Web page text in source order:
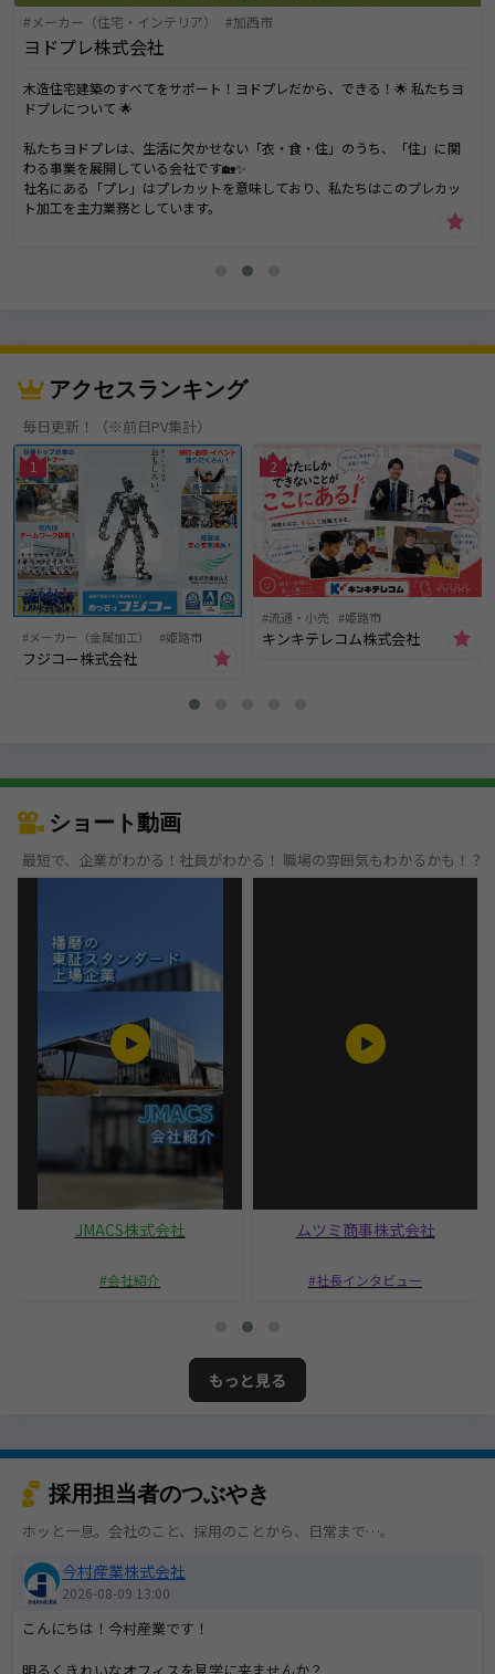
メーカー（住宅・インテリア） 加西市
ヨドプレ株式会社
木造住宅建築のすべてをサポート！ヨドプレだから、できる！🌟 私たちヨ
ドプレについて 🌟
私たちヨドプレは、生活に欠かせない「衣・食・住」のうち、「住」に関
わる事業を展開している会社です🏡✨
社名にある「プレ」はプレカットを意味しており、私たちはこのプレカッ
ト加工を主力業務としています。
前に加工する技術のこと。これにより、建築現場の効率化を実現し、多く
の組み立て作業までを一貫して行うことができます！さらに、キッチンや
ポートしています💡
これからも環境に優しく、お客様にとって快適な住まいづくりを提供して
いきます！
ぜひヨドプレの取り組みにご注目ください😊✨
アクセスランキング
毎日更新！（※前日PV集計）
1
メーカー（金属加工） 姫路市
フジコー株式会社
2
流通・小売 姫路市
キンキテレコム株式会社
ショート動画
最短で、企業がわかる！社員がわかる！ 職場の雰囲気もわかるかも！？
JMACS株式会社
会社紹介
ムツミ商事株式会社
社長インタビュー
もっと見る
採用担当者のつぶやき
ホッと一息。会社のこと、採用のことから、日常まで…。
今村産業株式会社
2026-08-09 13:00
こんにちは！今村産業です！